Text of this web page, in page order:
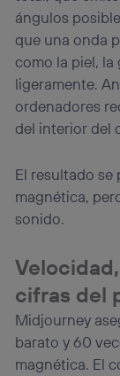
ángulos
que una onda
como la piel, la
ligeramente.
ordenadores
del interior del
El resultado se
magnética,
sonido.
cifras del
Midjourney
barato y 60
magnética. El